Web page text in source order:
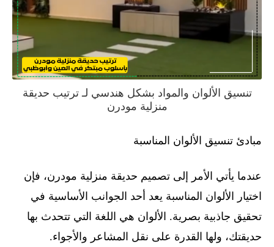
تنسيق الألوان والمواد بشكل هندسي لـ ترتيب حديقة
منزلية مودرن
مبادئ تنسيق الألوان المناسبة
عندما يأتي الأمر إلى تصميم حديقة منزلية مودرن، فإن
اختيار الألوان المناسبة يعد أحد الجوانب الأساسية في
تحقيق جاذبية بصرية. الألوان هي اللغة التي تتحدث بها
حديقتك، ولها القدرة على نقل المشاعر والأجواء.